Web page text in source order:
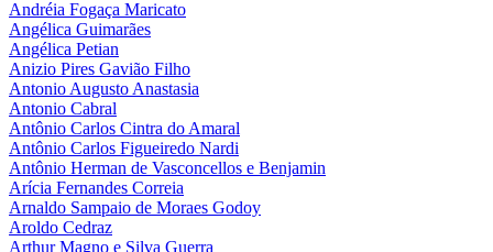
Andréia Fogaça Maricato
Angélica Guimarães
Angélica Petian
Anizio Pires Gavião Filho
Antonio Augusto Anastasia
Antonio Cabral
Antônio Carlos Cintra do Amaral
Antônio Carlos Figueiredo Nardi
Antônio Herman de Vasconcellos e Benjamin
Arícia Fernandes Correia
Arnaldo Sampaio de Moraes Godoy
Aroldo Cedraz
Arthur Magno e Silva Guerra